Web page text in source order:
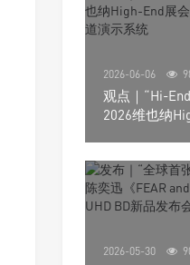
2026-06-06
观点｜“Hi-
2026维也纳
2026-05-30